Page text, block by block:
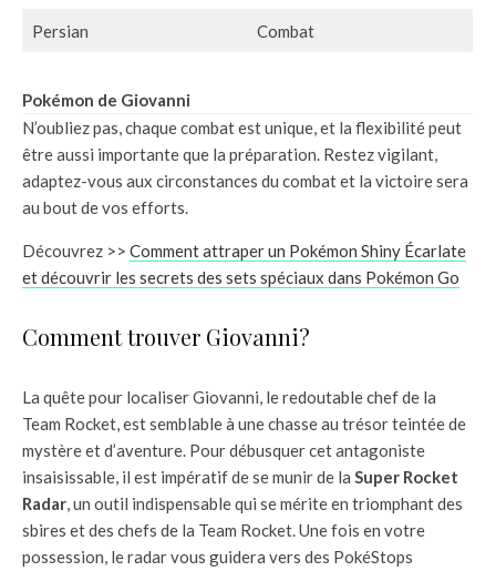
Persian Combat
Pokémon de Giovanni
N’oubliez pas, chaque combat est unique, et la flexibilité peut
être aussi importante que la préparation. Restez vigilant,
adaptez-vous aux circonstances du combat et la victoire sera
au bout de vos efforts.
Découvrez >> Comment attraper un Pokémon Shiny Écarlate
et découvrir les secrets des sets spéciaux dans Pokémon Go
Comment trouver Giovanni?
La quête pour localiser Giovanni, le redoutable chef de la
Team Rocket, est semblable à une chasse au trésor teintée de
mystère et d’aventure. Pour débusquer cet antagoniste
insaisissable, il est impératif de se munir de la Super Rocket
Radar, un outil indispensable qui se mérite en triomphant des
sbires et des chefs de la Team Rocket. Une fois en votre
possession, le radar vous guidera vers des PokéStops